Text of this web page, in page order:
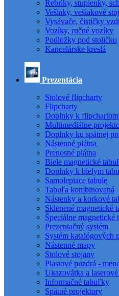
Rebríky, stupienky,
Vešiaky, vešiakové
Vysávače, čističky
Vozíky, ručné vozíky
Podložky pod stoličku
Kancelárske kreslá
Prezentácia
Stolové flipcharty
Flipcharty
Doplnky k flipchartom
Multimediálne
Doplnky ku spätnej
Nástenné plátna
Prenosné plátna
Biele magnetické
Doplnky k bielym
Samolepiace tabule
Tabuľa kombinovaná
Nástenky a korkové
Sklenené magnetické
Špeciálne magnetické
Prezentačný systém
Systém katalógových
Nástenné mapy
Stolové stojany
Plastové puzdrá -
Ukazovátka a
Informačné tabuľky
Spätné projektory